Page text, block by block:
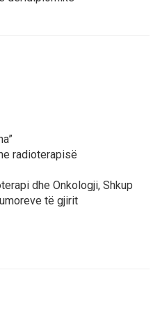
radioterapisë
dhe Onkologji, Shkup
të gjirit